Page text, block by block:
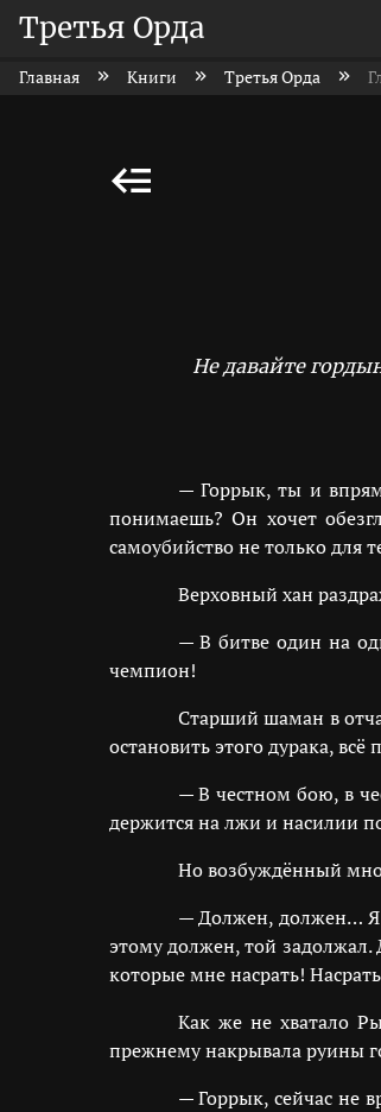
Третья Орда
Главная Книги Третья Орда
Не давайте
— Горрык, ты и
понимаешь? Он хочет
самоубийство не только для
Верховный хан
— В битве один на
чемпион!
Старший шаман в
остановить этого дурака, всё
— В честном бою, в
держится на лжи и насилии
Но возбуждённый
— Должен, должен… Я
этому должен, той
которые мне насрать!
Как же не хватало
прежнему накрывала руины
— Горрык, сейчас не